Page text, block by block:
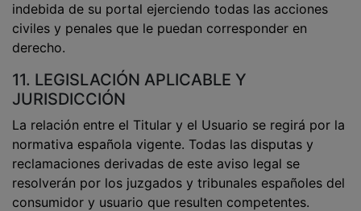
indebida de su portal ejerciendo todas las acciones
civiles y penales que le puedan corresponder en
derecho.
11. LEGISLACIÓN APLICABLE Y
JURISDICCIÓN
La relación entre el Titular y el Usuario se regirá por la
normativa española vigente. Todas las disputas y
reclamaciones derivadas de este aviso legal se
resolverán por los juzgados y tribunales españoles del
consumidor y usuario que resulten competentes.